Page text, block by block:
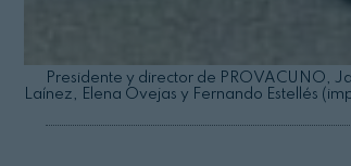
Presidente y director de PROVACUNO,
Laínez, Elena Ovejas y Fernando Estellés